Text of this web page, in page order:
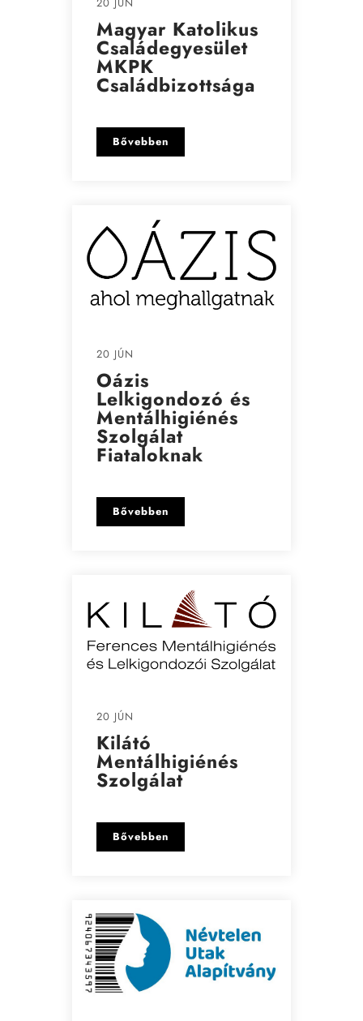
Magyar Katolikus
Családegyesület
MKPK
Családbizottsága
Bővebben
20 JÚN
Oázis
Lelkigondozó és
Mentálhigiénés
Szolgálat
Fiataloknak
Bővebben
20 JÚN
Kilátó
Mentálhigiénés
Szolgálat
Bővebben